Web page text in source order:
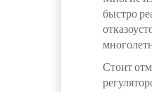
быстро
Стоит